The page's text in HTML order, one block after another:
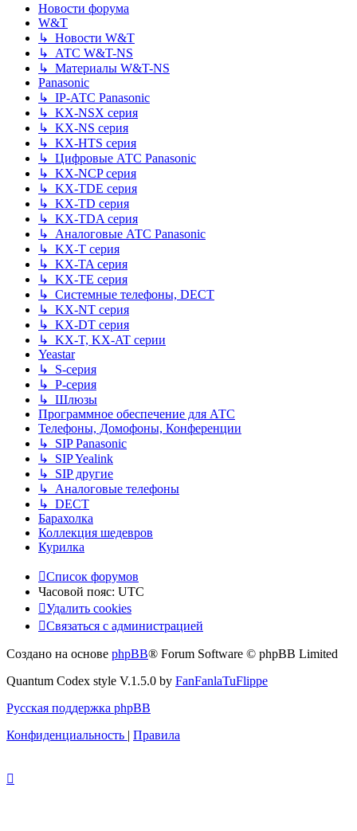
Новости форума
W&T
↳ Новости W&T
↳ АТС W&T-NS
↳ Материалы W&T-NS
Panasonic
↳ IP-АТС Panasonic
↳ KX-NSX серия
↳ KX-NS серия
↳ KX-HTS серия
↳ Цифровые АТС Panasonic
↳ KX-NCP серия
↳ KX-TDE серия
↳ KX-TD серия
↳ KX-TDA серия
↳ Аналоговые АТС Panasonic
↳ KX-T серия
↳ KX-TA серия
↳ KX-TE серия
↳ Системные телефоны, DECT
↳ KX-NT серия
↳ KX-DT серия
↳ KX-T, KX-AT серии
Yeastar
↳ S-серия
↳ P-серия
↳ Шлюзы
Программное обеспечение для АТС
Телефоны, Домофоны, Конференции
↳ SIP Panasonic
↳ SIP Yealink
↳ SIP другие
↳ Аналоговые телефоны
↳ DECT
Барахолка
Коллекция шедевров
Курилка
Список форумов
Часовой пояс: UTC
Удалить cookies
Связаться с администрацией
Создано на основе phpBB® Forum Software © phpBB Limited
Quantum Codex style V.1.5.0 by FanFanlaTuFlippe
Русская поддержка phpBB
Конфиденциальность | Правила